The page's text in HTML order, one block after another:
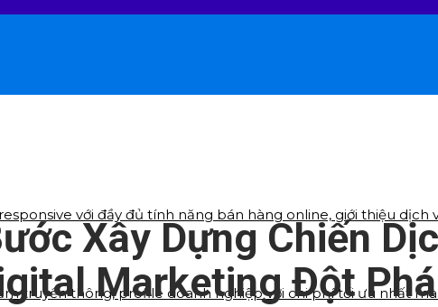
với đầy đủ tính năng bán hàng online, giới thiệu dịch
truyền thông, profile doanh nghiệp với chi phí tối ưu nhất
Xây Dựng Chiến
Marketing Đột Phá